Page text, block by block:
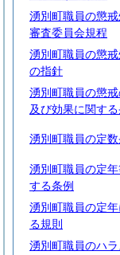
湧別町職員の懲
審査委員会規程
湧別町職員の懲
の指針
湧別町職員の懲
及び効果に関する
湧別町職員の定数
湧別町職員の定
する条例
湧別町職員の定
る規則
湧別町職員のハ